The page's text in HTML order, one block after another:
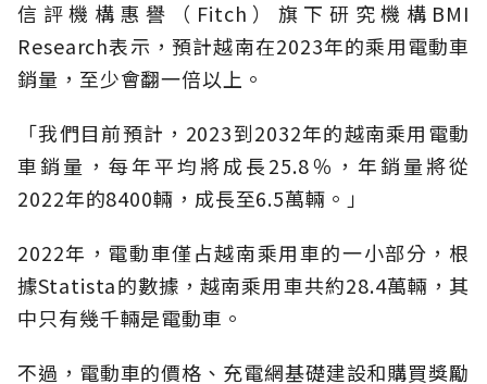
信評機構惠譽（Fitch）旗下研究機構BMI
Research表示，預計越南在2023年的乘用電動車
銷量，至少會翻一倍以上。
「我們目前預計，2023到2032年的越南乘用電動
車銷量，每年平均將成長25.8％，年銷量將從
2022年的8400輛，成長至6.5萬輛。」
2022年，電動車僅占越南乘用車的一小部分，根
據Statista的數據，越南乘用車共約28.4萬輛，其
中只有幾千輛是電動車。
不過，電動車的價格、充電網基礎建設和購買獎勵